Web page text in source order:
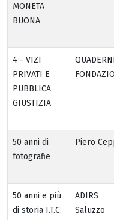
MONETA
BUONA
4 - VIZI
PRIVATI E
PUBBLICA
GIUSTIZIA
50 anni di
fotografie
Piero
50 anni e più
di storia I.T.C.
ADIRS
Saluzzo